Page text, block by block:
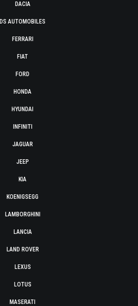
DACIA
DS AUTOMOBILES
FERRARI
FIAT
FORD
HONDA
HYUNDAI
INFINITI
JAGUAR
JEEP
KIA
KOENIGSEGG
LAMBORGHINI
LANCIA
LAND ROVER
LEXUS
LOTUS
MASERATI